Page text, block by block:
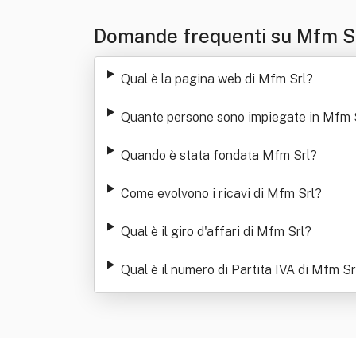
Domande frequenti su Mfm
Qual è la pagina web di Mfm Srl?
Quante persone sono impiegate in Mfm
Quando è stata fondata Mfm Srl?
Come evolvono i ricavi di Mfm Srl?
Qual è il giro d'affari di Mfm Srl?
Qual è il numero di Partita IVA di Mfm